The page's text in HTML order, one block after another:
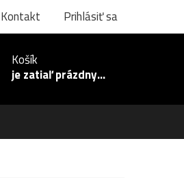
Kontakt Prihlásiť sa
Košík
je zatiaľ prázdny...